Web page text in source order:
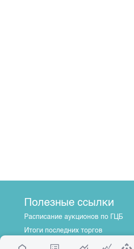
Полезные ссылки
Расписание аукционов по ГЦБ
Итоги последних торгов
Котировки по ЦБ